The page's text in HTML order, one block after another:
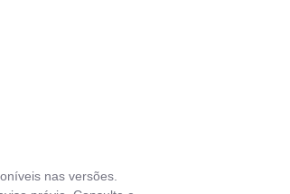
nas versões.